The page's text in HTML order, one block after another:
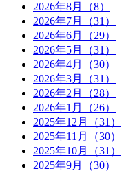
2026年8月（8）
2026年7月（31）
2026年6月（29）
2026年5月（31）
2026年4月（30）
2026年3月（31）
2026年2月（28）
2026年1月（26）
2025年12月（31）
2025年11月（30）
2025年10月（31）
2025年9月（30）